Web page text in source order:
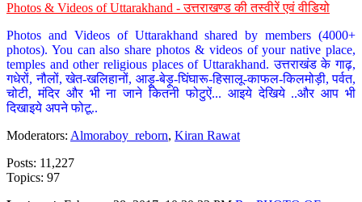
Photos & Videos of Uttarakhand - उत्तराखण्ड की तस्वीरें एवं वीडियो
Photos and Videos of Uttarakhand shared by members (4000+
photos). You can also share photos & videos of your native place,
temples and other religious places of Uttarakhand. उत्तराखंड के गाढ़,
गधेरों, नौलों, खेत-खलिहानों, आड़ू-बेड़ू-घिंघारू-हिसालू-काफल-किलमोड़ी, पर्वत,
चोटी, मंदिर और भी ना जाने कितनी फोटुऐं... आइये देखिये ..और आप भी
दिखाइये अपने फोटू..
Moderators: Almoraboy_reborn, Kiran Rawat
Posts: 11,227
Topics: 97